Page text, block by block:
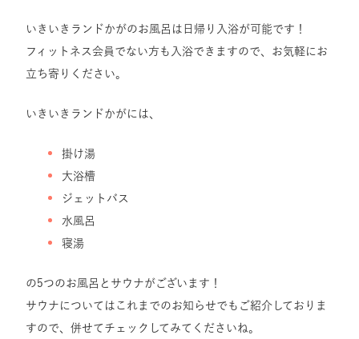
いきいきランドかがのお風呂は日帰り入浴が可能です！
フィットネス会員でない方も入浴できますので、お気軽にお
立ち寄りください。
いきいきランドかがには、
掛け湯
大浴槽
ジェットバス
水風呂
寝湯
の5つのお風呂とサウナがございます！
サウナについてはこれまでのお知らせでもご紹介しておりま
すので、併せてチェックしてみてくださいね。